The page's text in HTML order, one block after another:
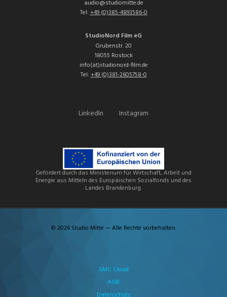
audio@studiomitte.de
Tel:+49 (0)385-4893586-0
StudioNord Film eG
Grubenstr. 20
18055 Rostock
info(at)studionord-film.de
Tel:+49 (0)381-2605758-0
LinkedIn Instagram
Gefördert durch das Ministerium für Wirtschaft, Arbeit und
Energie aus Mitteln des Europäischen Sozialfonds und des
Landes Brandenburg.
© 2026 Studio Mitte — Alle Rechte vorbehalten.
SMC Cloud
AGB